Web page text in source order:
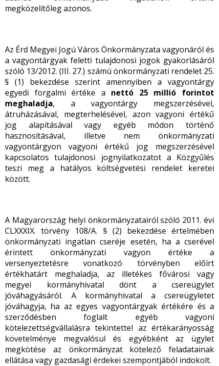
megközelítőleg azonos.
Az Érd Megyei Jogú Város Önkormányzata vagyonáról és
a vagyontárgyak feletti tulajdonosi jogok gyakorlásáról
szóló 13/2012. (III. 27.) számú önkormányzati rendelet 25.
§ (1) bekezdése szerint amennyiben a vagyontárgy
egyedi forgalmi értéke a nettó 25 millió forintot
meghaladja, a vagyontárgy megszerzésével,
átruházásával, megterhelésével, azon vagyoni értékű
jog alapításával vagy egyéb módon történő
hasznosításával, illetve nem önkormányzati
vagyontárgyon vagyoni értékű jog megszerzésével
kapcsolatos tulajdonosi jognyilatkozatot a Közgyűlés
teszi meg a hatályos költségvetési rendelet keretei
között.
A Magyarország helyi önkormányzatairól szóló 2011. évi
CLXXXIX. törvény 108/A. § (2) bekezdése értelmében
önkormányzati ingatlan cseréje esetén, ha a cserével
érintett önkormányzati vagyon értéke a
versenyeztetésre vonatkozó törvényben előírt
értékhatárt meghaladja, az illetékes fővárosi vagy
megyei kormányhivatal dönt a csereügylet
jóváhagyásáról. A kormányhivatal a csereügyletet
jóváhagyja, ha az egyes vagyontárgyak értékére és a
szerződésben foglalt egyéb vagyoni
kötelezettségvállalásra tekintettel az értékarányosság
követelménye megvalósul és egyébként az ügylet
megkötése az önkormányzat kötelező feladatainak
ellátása vagy gazdasági érdekei szempontjából indokolt.